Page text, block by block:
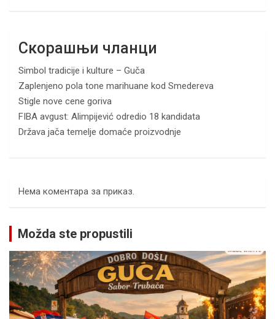
Скорашњи чланци
Simbol tradicije i kulture – Guča
Zaplenjeno pola tone marihuane kod Smedereva
Stigle nove cene goriva
FIBA avgust: Alimpijević odredio 18 kandidata
Država jača temelje domaće proizvodnje
Нема коментара за приказ.
Možda ste propustili